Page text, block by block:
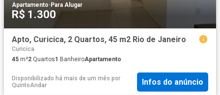
Apartamento·Para Alugar
R$ 1.300
Apto, Curicica, 2 Quartos, 45 m2 Rio de Janeiro
Curicica
45 m²2 Quartos1 BanheiroApartamento
Disponibilizado há mais de um mês por
QuintoAndar
Infos do anúncio